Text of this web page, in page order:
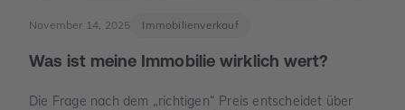
November 14, 2025 Immobilienverkauf
Was ist meine Immobilie wirklich wert?
Die Frage nach dem „richtigen“ Preis entscheidet über